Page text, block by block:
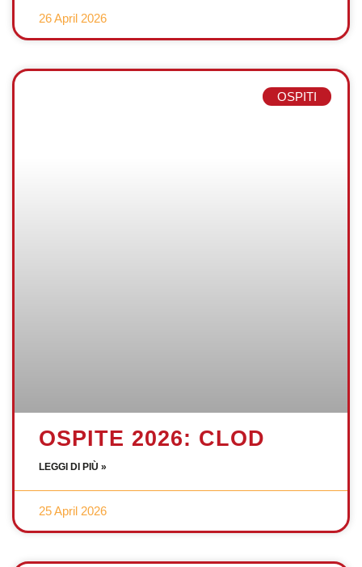
26 April 2026
OSPITI
OSPITE 2026: CLOD
LEGGI DI PIÙ »
25 April 2026